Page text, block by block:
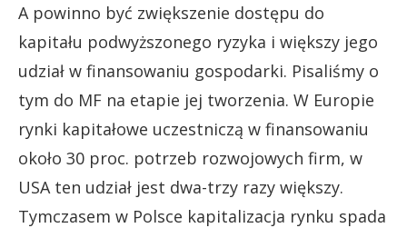
A powinno być zwiększenie dostępu do
kapitału podwyższonego ryzyka i większy jego
udział w finansowaniu gospodarki. Pisaliśmy o
tym do MF na etapie jej tworzenia. W Europie
rynki kapitałowe uczestniczą w finansowaniu
około 30 proc. potrzeb rozwojowych firm, w
USA ten udział jest dwa-trzy razy większy.
Tymczasem w Polsce kapitalizacja rynku spada